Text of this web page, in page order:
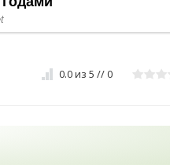
0.0из 5 // 0